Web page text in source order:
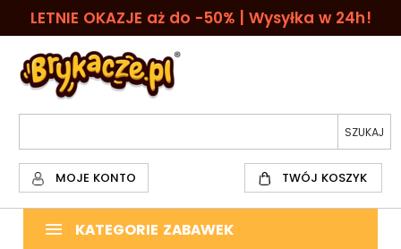
LETNIE OKAZJE aż do -50% | Wysyłka w 24h!
MOJE KONTO TWÓJ KOSZYK
KATEGORIE ZABAWEK